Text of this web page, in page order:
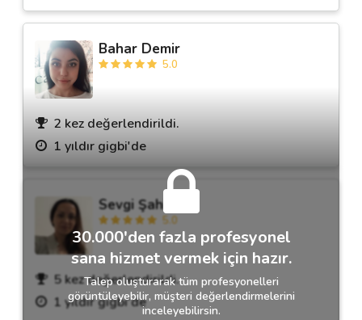
Bahar Demir
5.0
2 kez değerlendirildi.
1 yıldır gigbi'de
Sevgi Şahiner
5.0
5 kez değerlendirildi.
1 yıldır gigbi'de
30.000'den fazla profesyonel
sana hizmet vermek için hazır.
Talep oluşturarak tüm profesyonelleri
görüntüleyebilir, müşteri değerlendirmelerini
inceleyebilirsin.